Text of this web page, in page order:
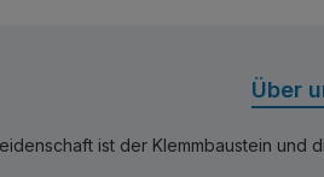
Über
ist der Klemmbaustein und